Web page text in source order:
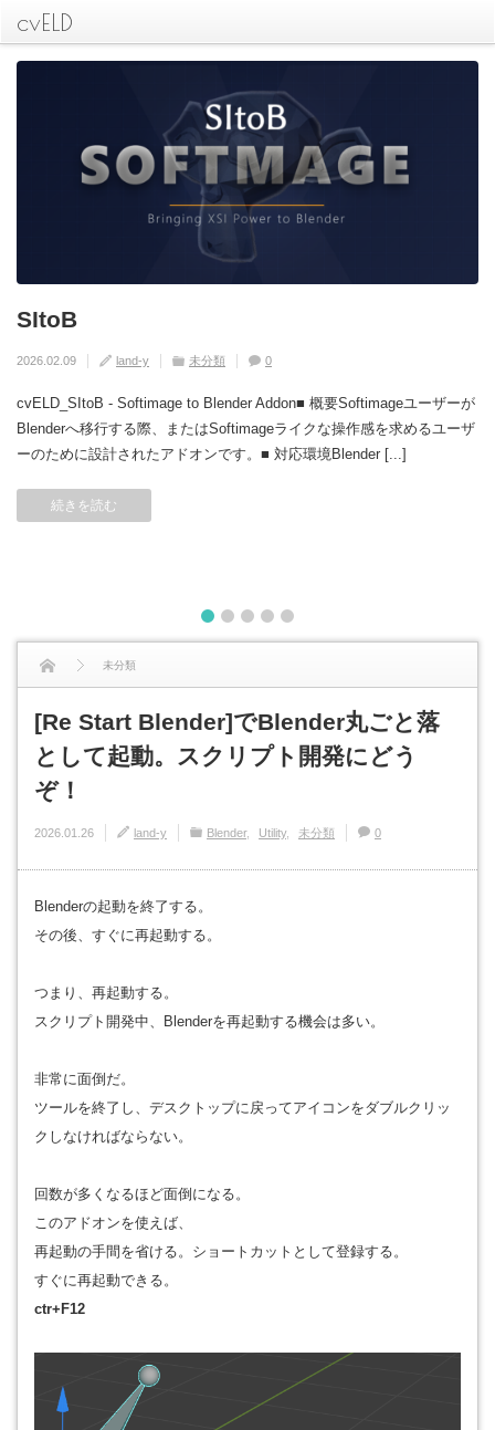
cvELD
SItoB
2026.02.09 land-y 未分類 0
cvELD_SItoB - Softimage to Blender Addon■ 概要Softimageユーザーが
Blenderへ移行する際、またはSoftimageライクな操作感を求めるユーザ
ーのために設計されたアドオンです。■ 対応環境Blender [...]
続きを読む
[Re Start Blender]でBlender丸ごと落とし
て起動。スクリプト開発にどうぞ！
2026.01.26 land-y Blender Utility 未分類 0
[cvELD Skinweights]でスキンを保存して
管理
2026.01.26 land-y Blender Rig Skinning 0
[Sitob Camera Tools] Softimageのメモカ
ムを再現
2026.01.26 land-y Blender Camera 0
[Cveld Simplealignment] 簡単整列ツー
ル
2026.01.26 land-y Blender Utility
1 2 3 4
未分類
[Re Start Blender]でBlender丸ごと落として起動。スクリプト開発にどうぞ！
[Re Start Blender]でBlender丸ごと落
として起動。スクリプト開発にどう
ぞ！
2026.01.26 land-y Blender Utility 未分類 0
Blenderの起動を終了する。
その後、すぐに再起動する。
つまり、再起動する。
スクリプト開発中、Blenderを再起動する機会は多い。
非常に面倒だ。
ツールを終了し、デスクトップに戻ってアイコンをダブルクリッ
クしなければならない。
回数が多くなるほど面倒になる。
このアドオンを使えば、
再起動の手間を省ける。ショートカットとして登録する。
すぐに再起動できる。
ctr+F12